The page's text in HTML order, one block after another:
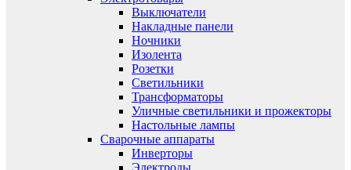
Выключатели
Накладные панели
Ночники
Изолента
Розетки
Светильники
Трансформаторы
Уличные светильники и прожекторы
Настольные лампы
Сварочные аппараты
Инверторы
Электроды